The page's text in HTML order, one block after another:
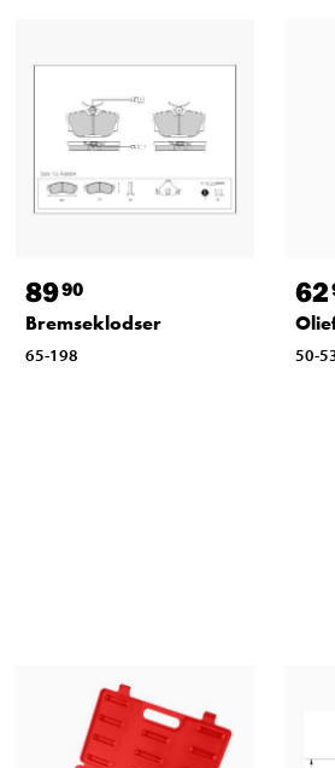
8990
Bremseklodser
65-198
62
50-